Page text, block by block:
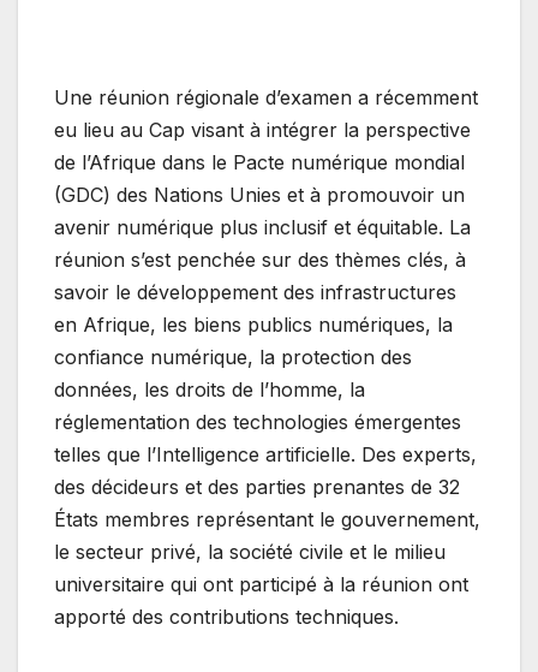
Une réunion régionale d’examen a récemment
eu lieu au Cap visant à intégrer la perspective
de l’Afrique dans le Pacte numérique mondial
(GDC) des Nations Unies et à promouvoir un
avenir numérique plus inclusif et équitable. La
réunion s’est penchée sur des thèmes clés, à
savoir le développement des infrastructures
en Afrique, les biens publics numériques, la
confiance numérique, la protection des
données, les droits de l’homme, la
réglementation des technologies émergentes
telles que l’Intelligence artificielle. Des experts,
des décideurs et des parties prenantes de 32
États membres représentant le gouvernement,
le secteur privé, la société civile et le milieu
universitaire qui ont participé à la réunion ont
apporté des contributions techniques.